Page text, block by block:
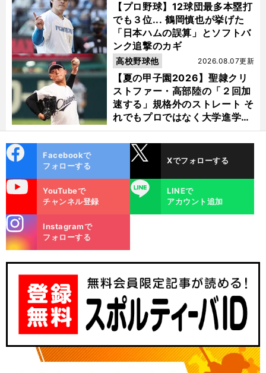
【プロ野球】12球団最多本塁打
でも３位... 鶴岡慎也が挙げた
「日本ハムの誤算」とソフトバ
ンク追撃のカギ
【夏の甲子園2026】聖隷クリ
ストファー・高部陸の「２回加
速する」規格外のストレート そ
れでもプロではなく大学進学を
選ぶ理由
2026.08.07更新
高校野球他
ok
Facebookで
フォローする
Xでフォローする
YouTubeで
チャンネル登録
LINE
LINEで
アカウント追加
m
Instagramで
フォローする